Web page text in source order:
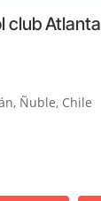
club Atlanta
Ñuble, Chile